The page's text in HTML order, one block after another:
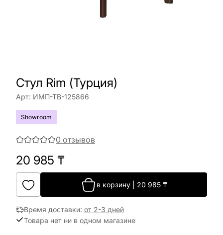
Стул Rim (Турция)
Арт: ИМП-ТВ-125866
Showroom
0 отзывов
20 985 ₸
в корзину| 20 985₸
Время доставки: от 2-3 дней
Товара нет ни в одном магазине